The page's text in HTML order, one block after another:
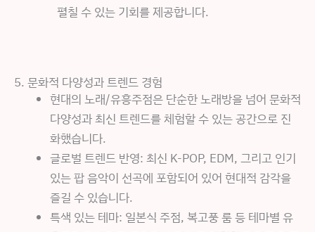
펼칠 수 있는 기회를 제공합니다.
5. 문화적 다양성과 트렌드 경험
현대의 노래/유흥주점은 단순한 노래방을 넘어 문화적
다양성과 최신 트렌드를 체험할 수 있는 공간으로 진
화했습니다.
글로벌 트렌드 반영: 최신 K-POP, EDM, 그리고 인기
있는 팝 음악이 선곡에 포함되어 있어 현대적 감각을
즐길 수 있습니다.
특색 있는 테마: 일본식 주점, 복고풍 룸 등 테마별 유